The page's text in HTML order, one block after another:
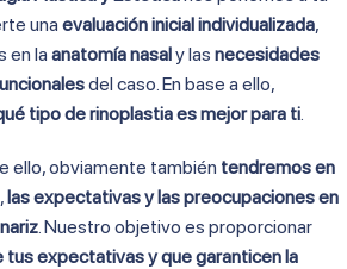
una evaluación inicial individualizada,
en la anatomía nasaly las necesidades
del caso. En base a ello,
tipo de rinoplastia es mejor para ti.
ello, obviamente también tendremos en
,las expectativas y las preocupaciones en
. Nuestro objetivo es proporcionar
tus expectativas y que garanticen la